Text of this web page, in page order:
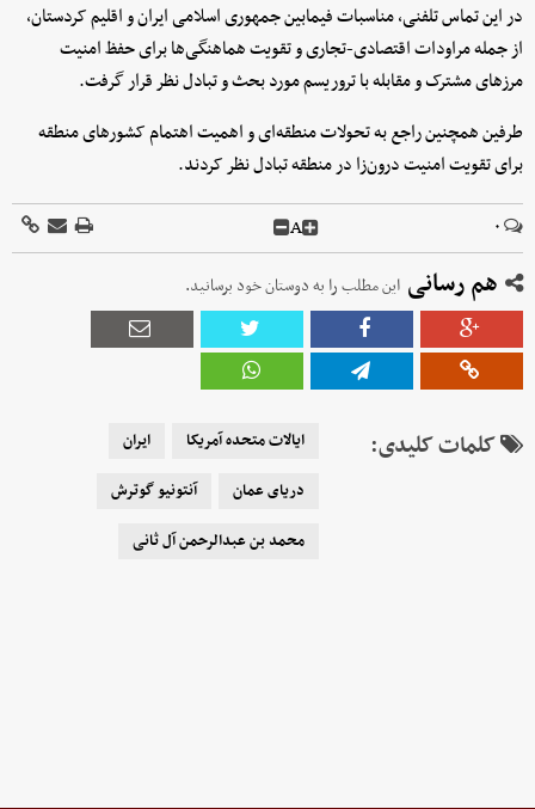
در این تماس تلفنی، مناسبات فیمابین جمهوری اسلامی ایران و اقلیم کردستان،
از جمله مراودات اقتصادی-تجاری و تقویت هماهنگی‌ها برای حفظ امنیت
مرزهای مشترک و مقابله با تروریسم مورد بحث و تبادل نظر قرار گرفت.
طرفین همچنین راجع به تحولات منطقه‌ای و اهمیت اهتمام کشورهای منطقه
برای تقویت امنیت درون‌زا در منطقه تبادل نظر کردند.
۰ A
هم رسانی این مطلب را به دوستان خود برسانید.
کلمات کلیدی: ایالات متحده آمریکا
ایران
دریای عمان
آنتونیو گوترش
محمد بن عبدالرحمن آل ثانی